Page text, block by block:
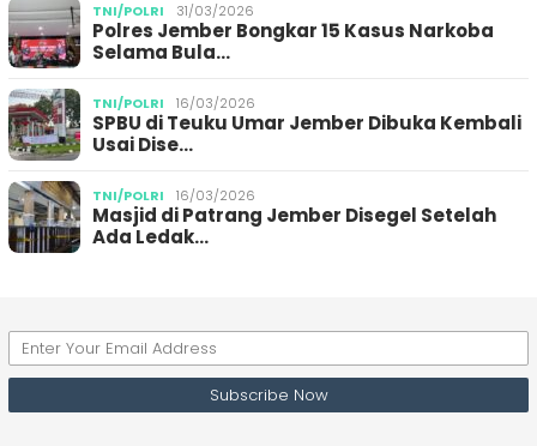
TNI/POLRI 31/03/2026
Polres Jember Bongkar 15 Kasus Narkoba
Selama Bula…
TNI/POLRI 16/03/2026
SPBU di Teuku Umar Jember Dibuka Kembali
Usai Dise…
TNI/POLRI 16/03/2026
Masjid di Patrang Jember Disegel Setelah
Ada Ledak…